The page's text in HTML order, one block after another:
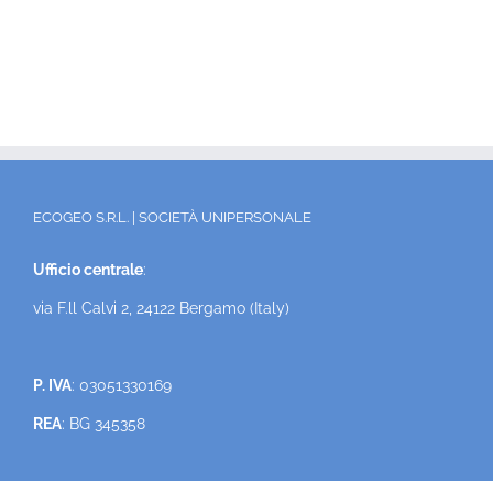
ECOGEO S.R.L. | SOCIETÀ UNIPERSONALE
Ufficio centrale:
via F.ll Calvi 2, 24122 Bergamo (Italy)
P. IVA: 03051330169
REA: BG 345358